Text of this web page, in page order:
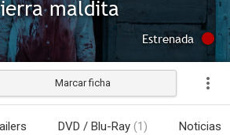
maldita
Estrenada
Marcar ficha
DVD / Blu-Ray (1) Noticias